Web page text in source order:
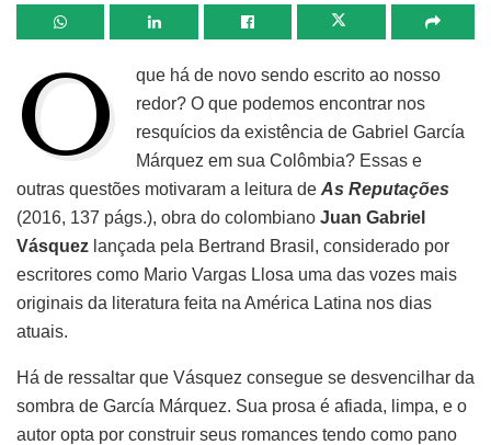
O
que há de novo sendo escrito ao nosso
redor? O que podemos encontrar nos
resquícios da existência de Gabriel García
Márquez em sua Colômbia? Essas e
outras questões motivaram a leitura de As Reputações
(2016, 137 págs.), obra do colombiano Juan Gabriel
Vásquez lançada pela Bertrand Brasil, considerado por
escritores como Mario Vargas Llosa uma das vozes mais
originais da literatura feita na América Latina nos dias
atuais.
Há de ressaltar que Vásquez consegue se desvencilhar da
sombra de García Márquez. Sua prosa é afiada, limpa, e o
autor opta por construir seus romances tendo como pano